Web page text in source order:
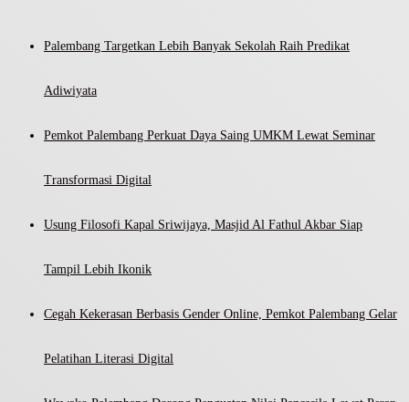
Palembang Targetkan Lebih Banyak Sekolah Raih Predikat
Adiwiyata
Pemkot Palembang Perkuat Daya Saing UMKM Lewat Seminar
Transformasi Digital
Usung Filosofi Kapal Sriwijaya, Masjid Al Fathul Akbar Siap
Tampil Lebih Ikonik
Cegah Kekerasan Berbasis Gender Online, Pemkot Palembang Gelar
Pelatihan Literasi Digital